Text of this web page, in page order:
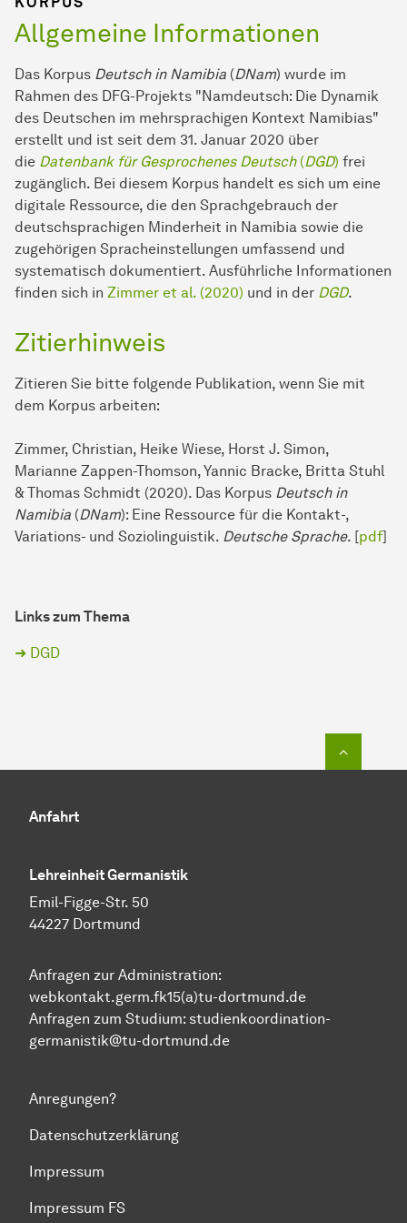
Allgemeine Informationen
Das Korpus Deutsch in Namibia (DNam) wurde im
Rahmen des DFG-Projekts "Namdeutsch: Die Dynamik
des Deutschen im mehrsprachigen Kontext Namibias"
erstellt und ist seit dem 31. Januar 2020 über
die Datenbank für Gesprochenes Deutsch(DGD) frei
zugänglich. Bei diesem Korpus handelt es sich um eine
digitale Ressource, die den Sprachgebrauch der
deutschsprachigen Minderheit in Namibia sowie die
zugehörigen Spracheinstellungen umfassend und
systematisch dokumentiert. Ausführliche Informationen
finden sich in Zimmer et al. (2020) und in der DGD.
Zitierhinweis
Zitieren Sie bitte folgende Publikation, wenn Sie mit
dem Korpus arbeiten:
Zimmer, Christian, Heike Wiese, Horst J. Simon,
Marianne Zappen-Thomson, Yannic Bracke, Britta Stuhl
& Thomas Schmidt (2020). Das Korpus Deutsch in
Namibia (DNam): Eine Ressource für die Kontakt-,
Variations- und Soziolinguistik. Deutsche Sprache. [pdf]
Links zum Thema
➜ DGD
Anfahrt
Lehreinheit Germanistik
Emil-Figge-Str. 50
44227 Dortmund
Anfragen zur Administration:
webkontakt.germ.fk15(a)tu-dortmund.de
Anfragen zum Studium: studienkoordination-
germanistik@tu-dortmund.de
Anregungen?
Datenschutzerklärung
Impressum
Impressum FS